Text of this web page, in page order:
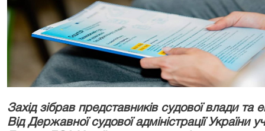
Захід зібрав представників судової влади та
Від Державної судової адміністрації України